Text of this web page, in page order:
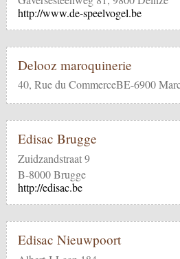
http://www.de-speelvogel.be
Delooz maroquinerie
40, Rue du CommerceBE-6900
Edisac Brugge
Zuidzandstraat 9
B-8000 Brugge
http://edisac.be
Edisac Nieuwpoort